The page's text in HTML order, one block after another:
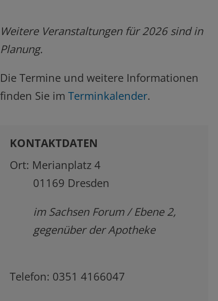
Weitere Veranstaltungen für 2026 sind in
Planung.
Die Termine und weitere Informationen
finden Sie im Terminkalender.
KONTAKTDATEN
Ort: Merianplatz 4
01169 Dresden
im Sachsen Forum / Ebene 2,
gegenüber der Apotheke
Telefon: 0351 4166047